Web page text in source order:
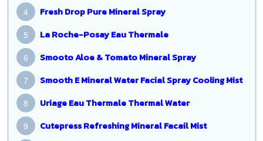
Fresh Drop Pure Mineral Spray
La Roche-Posay Eau Thermale
Smooto Aloe & Tomato Mineral Spray
Smooth E Mineral Water Facial Spray Cooling Mist
Uriage Eau Thermale Thermal Water
Cutepress Refreshing Mineral Facail Mist